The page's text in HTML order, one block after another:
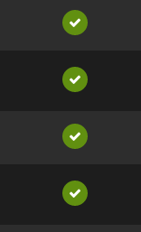
Disponible
Disponible
Disponible
Disponible